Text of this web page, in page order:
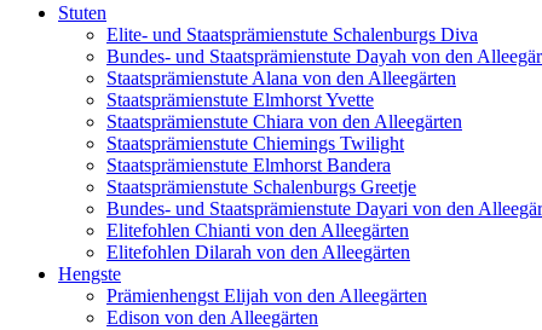
Stuten
Elite- und Staatsprämienstute Schalenburgs Diva
Bundes- und Staatsprämienstute Dayah von den
Staatsprämienstute Alana von den Alleegärten
Staatsprämienstute Elmhorst Yvette
Staatsprämienstute Chiara von den Alleegärten
Staatsprämienstute Chiemings Twilight
Staatsprämienstute Elmhorst Bandera
Staatsprämienstute Schalenburgs Greetje
Bundes- und Staatsprämienstute Dayari von den
Elitefohlen Chianti von den Alleegärten
Elitefohlen Dilarah von den Alleegärten
Hengste
Prämienhengst Elijah von den Alleegärten
Edison von den Alleegärten